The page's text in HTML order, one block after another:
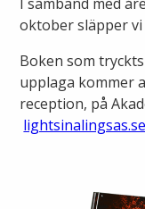
Vanliga frågor
Aktuella
Energiflödet
Lights in
Pressrum
Jobba hos oss
oktober släpper
Boken som
upplaga kommer
reception, på